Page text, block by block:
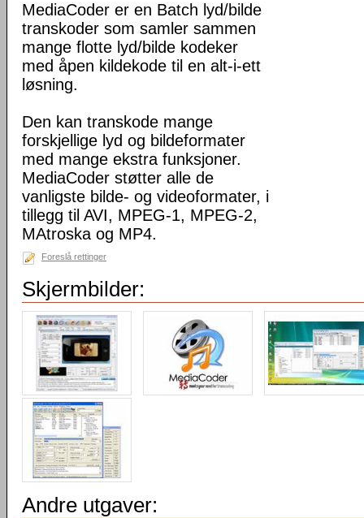
MediaCoder er en Batch lyd/bilde
transkoder som samler sammen
mange flotte lyd/bilde kodeker
med åpen kildekode til en alt-i-ett
løsning.
Den kan transkode mange
forskjellige lyd og bildeformater
med mange ekstra funksjoner.
MediaCoder støtter alle de
vanligste bilde- og videoformater, i
tillegg til AVI, MPEG-1, MPEG-2,
MAtroska og MP4.
Foreslå rettinger
Skjermbilder:
Andre utgaver: